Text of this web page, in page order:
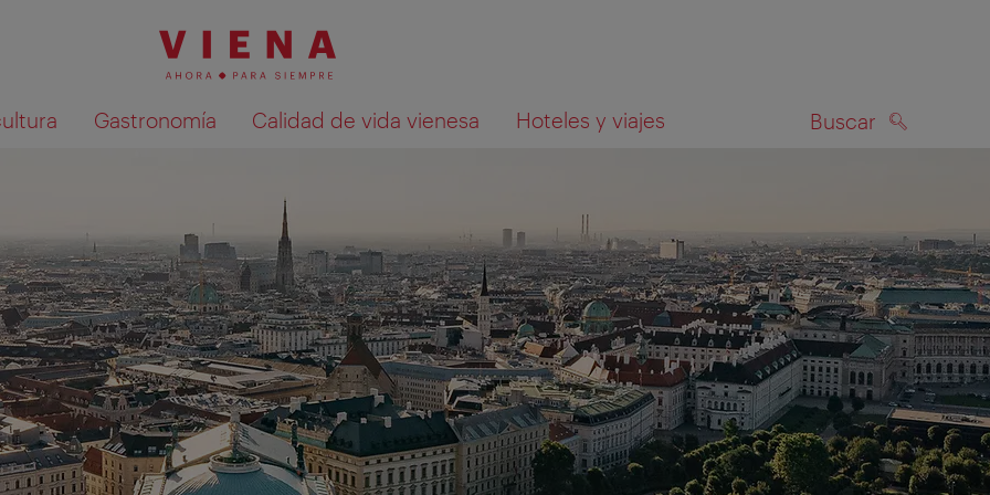
Gastronomía Calidad de vida vienesa Hoteles y viajes Buscar